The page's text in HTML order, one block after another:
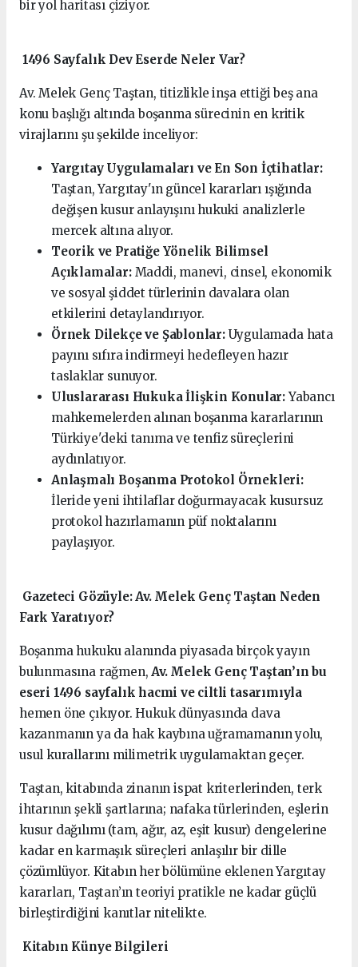
bir yol haritası çiziyor.
1496 Sayfalık Dev Eserde Neler Var?
Av. Melek Genç Taştan, titizlikle inşa ettiği beş ana
konu başlığı altında boşanma sürecinin en kritik
virajlarını şu şekilde inceliyor:
Yargıtay Uygulamaları ve En Son İçtihatlar:
Taştan, Yargıtay'ın güncel kararları ışığında
değişen kusur anlayışını hukuki analizlerle
mercek altına alıyor.
Teorik ve Pratiğe Yönelik Bilimsel
Açıklamalar:Maddi, manevi, cinsel, ekonomik
ve sosyal şiddet türlerinin davalara olan
etkilerini detaylandırıyor.
Örnek Dilekçe ve Şablonlar:Uygulamada hata
payını sıfıra indirmeyi hedefleyen hazır
taslaklar sunuyor.
Uluslararası Hukuka İlişkin Konular:Yabancı
mahkemelerden alınan boşanma kararlarının
Türkiye'deki tanıma ve tenfiz süreçlerini
aydınlatıyor.
Anlaşmalı Boşanma Protokol Örnekleri:
İleride yeni ihtilaflar doğurmayacak kusursuz
protokol hazırlamanın püf noktalarını
paylaşıyor.
️ Gazeteci Gözüyle: Av. Melek Genç Taştan Neden
Fark Yaratıyor?
Boşanma hukuku alanında piyasada birçok yayın
bulunmasına rağmen, Av. Melek Genç Taştan’ın bu
eseri 1496 sayfalık hacmi ve ciltli tasarımıyla
hemen öne çıkıyor. Hukuk dünyasında dava
kazanmanın ya da hak kaybına uğramamanın yolu,
usul kurallarını milimetrik uygulamaktan geçer.
Taştan, kitabında zinanın ispat kriterlerinden, terk
ihtarının şekli şartlarına; nafaka türlerinden, eşlerin
kusur dağılımı (tam, ağır, az, eşit kusur) dengelerine
kadar en karmaşık süreçleri anlaşılır bir dille
çözümlüyor. Kitabın her bölümüne eklenen Yargıtay
kararları, Taştan’ın teoriyi pratikle ne kadar güçlü
birleştirdiğini kanıtlar nitelikte.
Kitabın Künye Bilgileri